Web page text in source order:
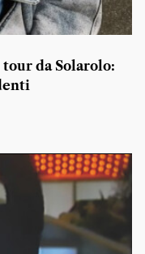
da Solarolo: